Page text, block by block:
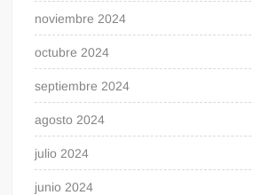
noviembre 2024
octubre 2024
septiembre 2024
agosto 2024
julio 2024
junio 2024